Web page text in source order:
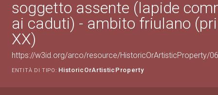
soggetto assente (lapide
ai caduti) - ambito friulano
XX)
https://w3id.org/arco/resource/HistoricOrArtisticProperty/
ENTITÀ DI TIPO: HistoricOrArtisticProperty